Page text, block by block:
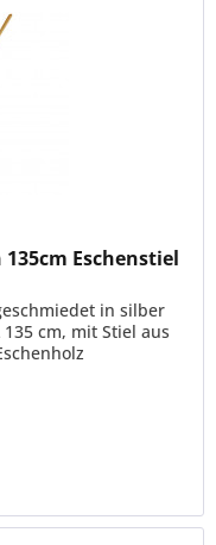
135cm Eschenstiel
in silber
cm, mit Stiel aus